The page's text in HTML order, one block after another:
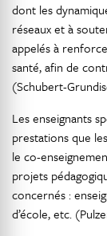
dont les
réseaux et à
appelés à
santé, afin de
(Schubert-
Les enseignants
prestations que
le co-
projets
concernés :
d’école, etc.